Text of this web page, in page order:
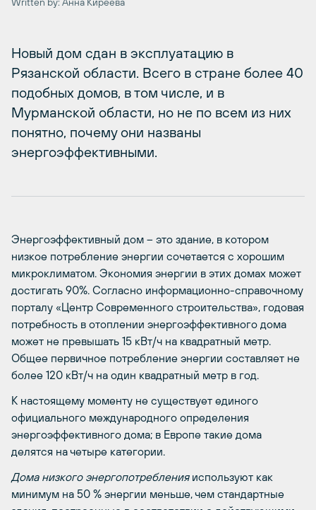
Новый дом сдан в эксплуатацию в
Рязанской области. Всего в стране более 40
подобных домов, в том числе, и в
Мурманской области, но не по всем из них
понятно, почему они названы
энергоэффективными.
Энергоэффективный дом – это здание, в котором
низкое потребление энергии сочетается с хорошим
микроклиматом. Экономия энергии в этих домах может
достигать 90%. Согласно информационно-справочному
порталу «Центр Современного строительства», годовая
потребность в отоплении энергоэффективного дома
может не превышать 15 кВт/ч на квадратный метр.
Общее первичное потребление энергии составляет не
более 120 кВт/ч на один квадратный метр в год.
К настоящему моменту не существует единого
официального международного определения
энергоэффективного дома; в Европе такие дома
делятся на четыре категории.
Дома низкого энергопотребленияиспользуют как
минимум на 50 % энергии меньше, чем стандартные